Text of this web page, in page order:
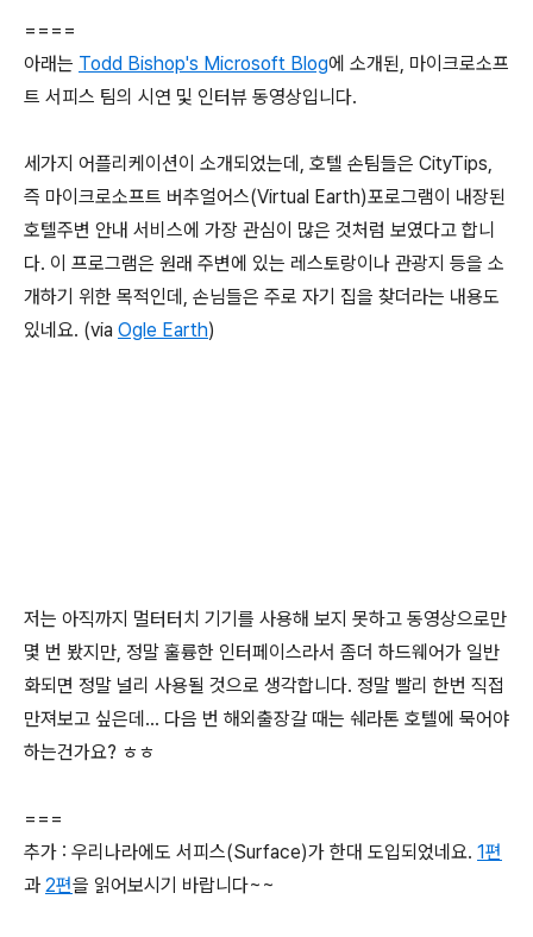
====
아래는 Todd Bishop's Microsoft Blog에 소개된, 마이크로소프
트 서피스 팀의 시연 및 인터뷰 동영상입니다.
세가지 어플리케이션이 소개되었는데, 호텔 손팀들은 CityTips,
즉 마이크로소프트 버추얼어스(Virtual Earth)포로그램이 내장된
호텔주변 안내 서비스에 가장 관심이 많은 것처럼 보였다고 합니
다. 이 프로그램은 원래 주변에 있는 레스토랑이나 관광지 등을 소
개하기 위한 목적인데, 손님들은 주로 자기 집을 찾더라는 내용도
있네요. (via Ogle Earth)
저는 아직까지 멀터터치 기기를 사용해 보지 못하고 동영상으로만
몇 번 봤지만, 정말 훌륭한 인터페이스라서 좀더 하드웨어가 일반
화되면 정말 널리 사용될 것으로 생각합니다. 정말 빨리 한번 직접
만져보고 싶은데... 다음 번 해외출장갈 때는 쉐라톤 호텔에 묵어야
하는건가요? ㅎㅎ
===
추가 : 우리나라에도 서피스(Surface)가 한대 도입되었네요. 1편
과 2편을 읽어보시기 바랍니다~~